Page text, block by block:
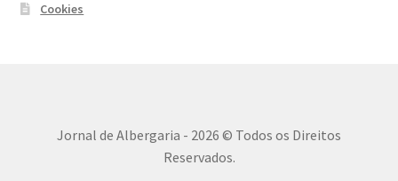
Cookies
Jornal de Albergaria - 2026 © Todos os Direitos
Reservados.